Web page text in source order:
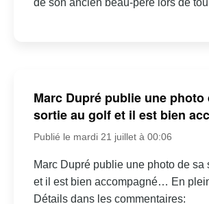
de son ancien beau-père lors de
Marc Dupré publie une photo
sortie au golf et il est bien
Publié le mardi 21 juillet à 00:06
Marc Dupré publie une photo de sa
et il est bien accompagné… En
Détails dans les commentaires: